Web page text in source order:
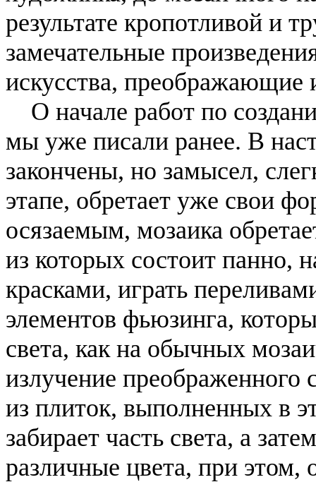
результате кропотливой и
замечательные
искусства, преображающие
О начале работ по
мы уже писали ранее. В
закончены, но замысел,
этапе, обретает уже свои
осязаемым, мозаика
из которых состоит панно,
красками, играть
элементов фьюзинга,
света, как на обычных
излучение преображенного
из плиток, выполненных в
забирает часть света, а
различные цвета, при этом,